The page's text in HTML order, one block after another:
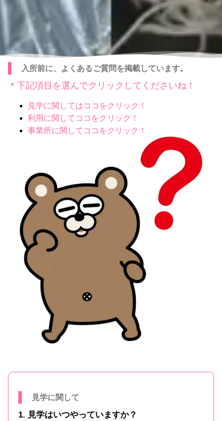
入所前に、よくあるご質問を掲載しています。
＊下記項目を選んでクリックしてくださいね！
見学に関してはココをクリック！
利用に関してココをクリック！
事業所に関してココをクリック！
見学に関して
1. 見学はいつやっていますか？